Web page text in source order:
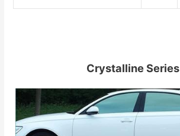
Crystalline Series